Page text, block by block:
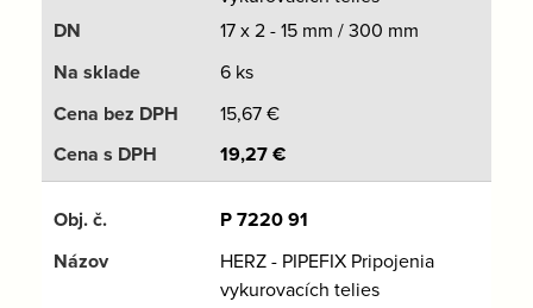
17 x 2 - 15 mm / 300 mm
6 ks
15,67€
19,27€
P 7220 91
HERZ - PIPEFIX Pripojenia
vykurovacích telies